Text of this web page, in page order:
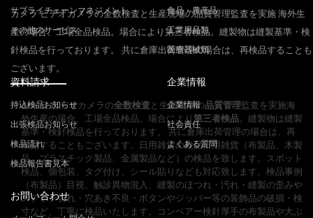
カメラ ビデオカメラの全数検査と生産現場の品質管理監査を実施 海外生
産の場合、工場全品検品。場合により第三者検品。縫製物は縫製基準・検
針検品を行っております。 共に倉庫出荷管理の場合は、再検品することも
ございます。
カメラ ビデオカメラの全数検査と生産現場の品質管理監査を実施海
外生産の場合、工場全品検品。場合により 第三者検品 。縫製物は縫製
基準・検針検品を行っております。 共に倉庫出荷管理の場合は、再
検品することもございます。日用雑貨の検品日用雑貨（布製品、木製
品、プラスチック製品、金属製品など）の検品を致します。スポット
検品、個包装、タグ付け、シール貼りなども対応致します。検品事例
（布製品）目視、触診異物混入、縫製のほつれ・汚れ・縫製の歪みや
ステッチ切れ・穴あき不良・ボタンやジッパー等の装飾品の破損・検
寸など、丁寧に検品いたします。コンベアー検針厚手の布製品や大ぶ
サプライチェーンマネジメント
その他のサービス
食品・農産品
工業用品類
医療器械類
資料請求
持込検品お知らせ
出張検品お知らせ
検品流れ
検品報告書見本
企業情報
企業情報
社会責任
よくある質問
お問い合わせ